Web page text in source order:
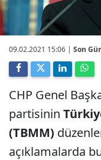
09.02.2021 15:06 | Son
CHP Genel
partisinin
(TBMM)
açıklamalarda